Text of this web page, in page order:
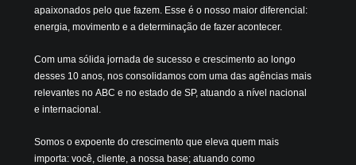
apaixonados pelo que fazem. Esse é o nosso maior diferencial:
energia, movimento e a determinação de fazer acontecer.
Com uma sólida jornada de sucesso e crescimento ao longo
desses 10 anos, nos consolidamos com uma das agências mais
relevantes no ABC e no estado de SP, atuando a nível nacional
e internacional.
Somos o expoente do crescimento que eleva quem mais
importa: você, cliente, a nossa base; atuando como